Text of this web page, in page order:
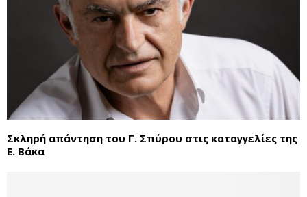
Σκληρή απάντηση του Γ. Σπύρου στις καταγγελίες της
Ε. Βάκα